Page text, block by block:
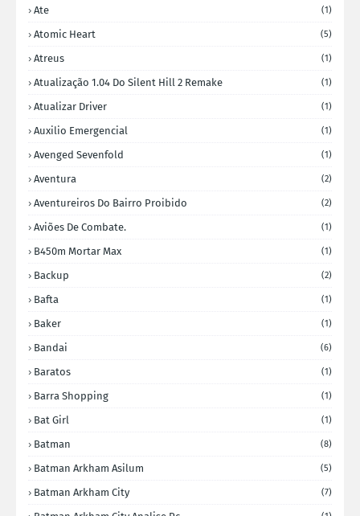
Ate (1)
Atomic Heart (5)
Atreus (1)
Atualização 1.04 Do Silent Hill 2 Remake (1)
Atualizar Driver (1)
Auxilio Emergencial (1)
Avenged Sevenfold (1)
Aventura (2)
Aventureiros Do Bairro Proibido (2)
Aviões De Combate. (1)
B450m Mortar Max (1)
Backup (2)
Bafta (1)
Baker (1)
Bandai (6)
Baratos (1)
Barra Shopping (1)
Bat Girl (1)
Batman (8)
Batman Arkham Asilum (5)
Batman Arkham City (7)